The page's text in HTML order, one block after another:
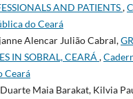
AND PATIENTS,
do Ceará
Alencar Julião Cabral,
IN SOBRAL, CEARÁ ,
Ceará
Maia Barakat, Kilvia